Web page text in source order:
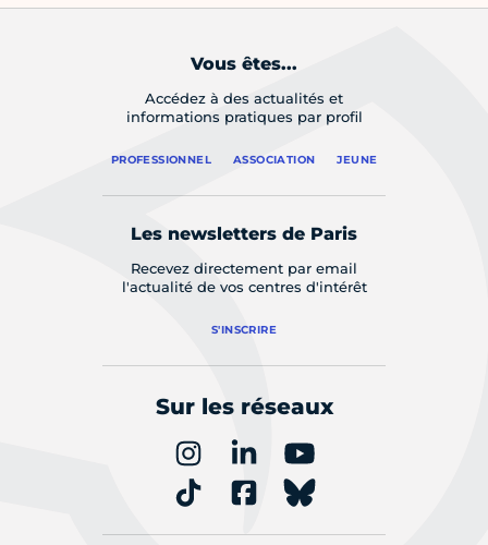
Vous êtes...
Accédez à des actualités et
informations pratiques par profil
PROFESSIONNEL ASSOCIATION JEUNE
Les newsletters de Paris
Recevez directement par email
l'actualité de vos centres d'intérêt
S'INSCRIRE
Sur les réseaux